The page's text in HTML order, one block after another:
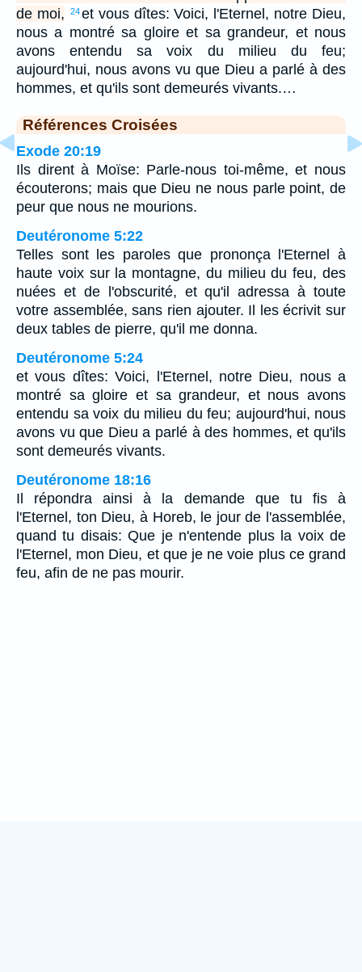
de moi,
24et vous dîtes: Voici, l'Eternel, notre Dieu,
nous a montré sa gloire et sa grandeur, et nous
avons entendu sa voix du milieu du feu;
aujourd'hui, nous avons vu que Dieu a parlé à des
hommes, et qu'ils sont demeurés vivants.…
Références Croisées
Exode 20:19
Ils dirent à Moïse: Parle-nous toi-même, et nous
écouterons; mais que Dieu ne nous parle point, de
peur que nous ne mourions.
Deutéronome 5:22
Telles sont les paroles que prononça l'Eternel à
haute voix sur la montagne, du milieu du feu, des
nuées et de l'obscurité, et qu'il adressa à toute
votre assemblée, sans rien ajouter. Il les écrivit sur
deux tables de pierre, qu'il me donna.
Deutéronome 5:24
et vous dîtes: Voici, l'Eternel, notre Dieu, nous a
montré sa gloire et sa grandeur, et nous avons
entendu sa voix du milieu du feu; aujourd'hui, nous
avons vu que Dieu a parlé à des hommes, et qu'ils
sont demeurés vivants.
Deutéronome 18:16
Il répondra ainsi à la demande que tu fis à
l'Eternel, ton Dieu, à Horeb, le jour de l'assemblée,
quand tu disais: Que je n'entende plus la voix de
l'Eternel, mon Dieu, et que je ne voie plus ce grand
feu, afin de ne pas mourir.